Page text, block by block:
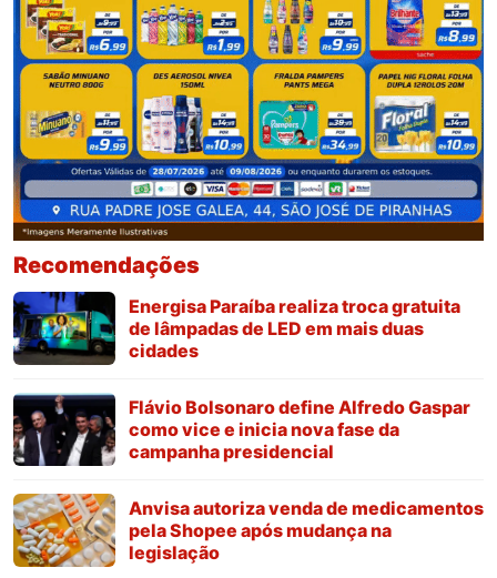
Recomendações
Energisa Paraíba realiza troca gratuita
de lâmpadas de LED em mais duas
cidades
Flávio Bolsonaro define Alfredo Gaspar
como vice e inicia nova fase da
campanha presidencial
Anvisa autoriza venda de medicamentos
pela Shopee após mudança na
legislação